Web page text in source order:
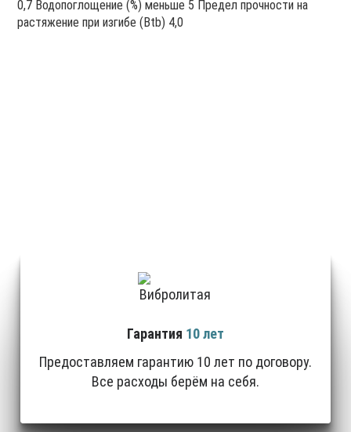
0,7 Водопоглощение (%) меньше 5 Предел прочности на
растяжение при изгибе (Btb) 4,0
Гарантия 10 лет
Предоставляем гарантию 10 лет по договору.
Все расходы берём на себя.